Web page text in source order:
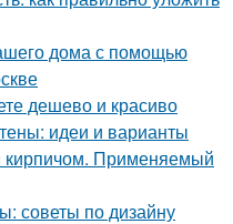
дома с помощью
дешево и красиво
идеи и варианты
Применяемый
советы по дизайну